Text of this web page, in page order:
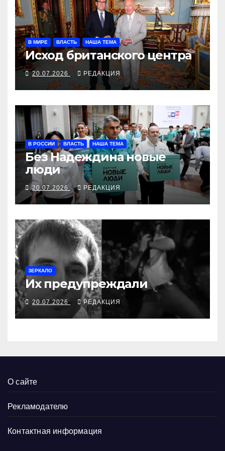
В МИРЕ ВЛАСТЬ НАША ТЕМА
Исход британского центра
20.07.2026 РЕДАКЦИЯ
В РОССИИ ВЛАСТЬ НАША ТЕМА
Без Надеждина новые
люди
20.07.2026 РЕДАКЦИЯ
ЗЕРКАЛО
Их предупреждали
20.07.2026 РЕДАКЦИЯ
О сайте
Рекламодателю
Контактная информация